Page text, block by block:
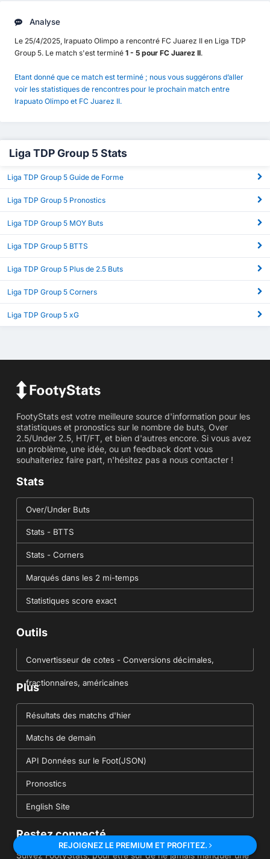
Analyse
Le 25/4/2025, Irapuato Olimpo a rencontré FC Juarez II en Liga TDP
Group 5. Le match s'est terminé 1 - 5 pour FC Juarez II.
Etant donné que ce match est terminé ; nous vous suggérons d’aller
voir les statistiques de rencontres pour le prochain match entre
Irapuato Olimpo et FC Juarez II.
Liga TDP Group 5 Stats
Liga TDP Group 5 Guide de Forme
Liga TDP Group 5 Pronostics
Liga TDP Group 5 MOY Buts
Liga TDP Group 5 BTTS
Liga TDP Group 5 Plus de 2.5 Buts
Liga TDP Group 5 Corners
Liga TDP Group 5 xG
FootyStats est votre meilleure source d'information pour les
statistiques et pronostics sur le nombre de buts, Over
2.5/Under 2.5, HT/FT, et bien d'autres encore. Si vous avez
un problème, une idée, ou un feedback dont vous
souhaiteriez faire part, n'hésitez pas a nous contacter !
Stats
Over/Under Buts
Stats - BTTS
Stats - Corners
Marqués dans les 2 mi-temps
Statistiques score exact
Outils
Convertisseur de cotes - Conversions décimales,
fractionnaires, américaines
Plus
Résultats des matchs d'hier
Matchs de demain
API Données sur le Foot(JSON)
Pronostics
English Site
Restez connecté
Suivez FootyStats, pour être sûr de ne jamais manquer une
REJOIGNEZ LE PREMIUM ET PROFITEZ.